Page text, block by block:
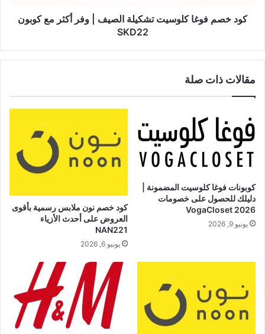
كود خصم فوغا كلوسيت تشكيلة الصيف | وفر أكثر مع كوبون
SKD22
مقالات ذات صلة
كوبونات فوغا كلوسيت المضمونة |
دليلك للحصول على خصومات
VogaCloset 2026
يونيو 9, 2026
كود خصم نون ملابس رسمية بأقوى
العروض على أحدث الأزياء
NAN221
يونيو 6, 2026